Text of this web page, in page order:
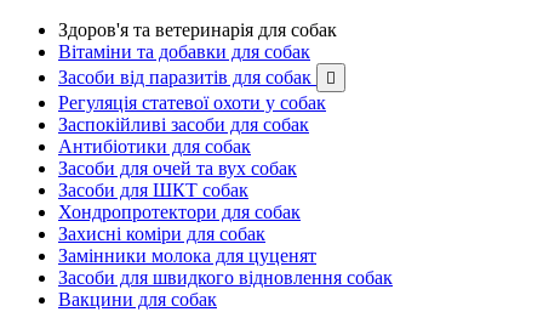
Здоров'я та ветеринарія для собак
Вітаміни та добавки для собак
Засоби від паразитів для собак

Регуляція статевої охоти у собак
Заспокійливі засоби для собак
Антибіотики для собак
Засоби для очей та вух собак
Засоби для ШКТ собак
Хондропротектори для собак
Захисні коміри для собак
Замінники молока для цуценят
Засоби для швидкого відновлення собак
Вакцини для собак